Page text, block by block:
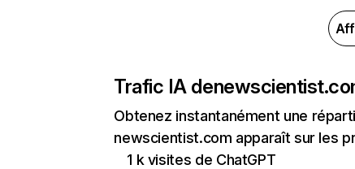
Trafic IA de
Obtenez instantanément une
newscientist.com apparaît sur les
1 k visites de ChatGPT